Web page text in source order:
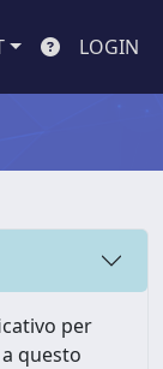
LOGIN
per
questo